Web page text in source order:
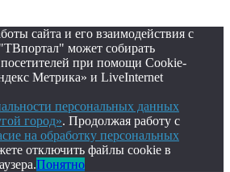
сайта и его взаимодействия с
может собирать
при помощи Cookie-
Метрика» и LiveInternet
персональных данных
город». Продолжая работу с
на обработку персональных
отключить файлы cookie в
Понятно